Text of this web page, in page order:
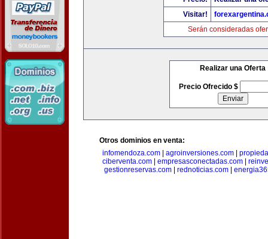
Visitar!
Serán consideradas
Realizar una Oferta
Precio Ofrecido $
Otros dominios en venta:
infomendoza.com
agroinversiones.com
ciberventa.com| empresasconectadas.com|
gestionreservas.com| rednoticias.com|